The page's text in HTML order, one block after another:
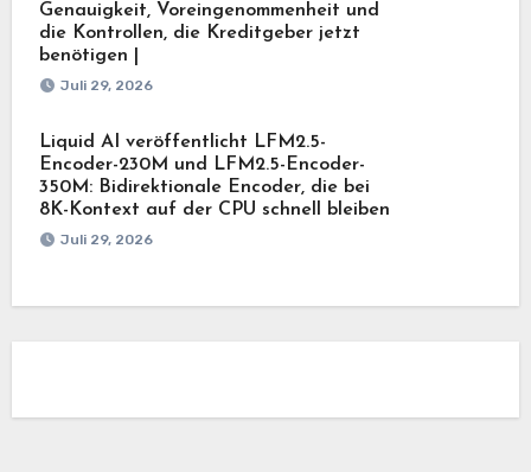
Genauigkeit, Voreingenommenheit und
die Kontrollen, die Kreditgeber jetzt
benötigen |
Juli 29, 2026
Liquid AI veröffentlicht LFM2.5-
Encoder-230M und LFM2.5-Encoder-
350M: Bidirektionale Encoder, die bei
8K-Kontext auf der CPU schnell bleiben
Juli 29, 2026